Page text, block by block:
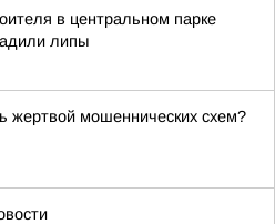
в центральном парке
липы
жертвой мошеннических схем?